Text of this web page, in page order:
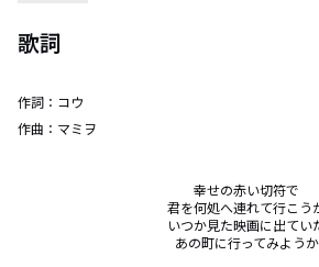
歌詞
作詞： コウ
作曲： マミヲ
幸せの赤い切符で
君を何処へ連れて行こう
いつか見た映画に出てい
あの町に行ってみようか